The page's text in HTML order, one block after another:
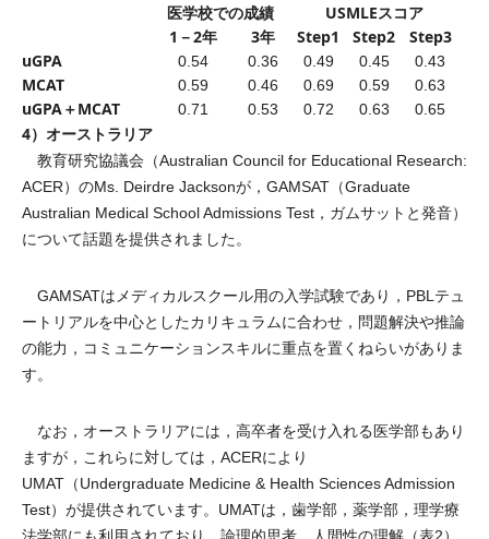
医学校での成績
USMLEスコア
1－2年
3年 Step1 Step2
Step3
uGPA
0.54 0.36 0.49 0.45 0.43
MCAT 0.59 0.46 0.69 0.59 0.63
uGPA＋MCAT 0.71 0.53 0.72 0.63 0.65
4）オーストラリア
教育研究協議会（Australian Council for Educational Research:
ACER）のMs. Deirdre Jacksonが，GAMSAT（Graduate
Australian Medical School Admissions Test，ガムサットと発音）
について話題を提供されました。
GAMSATはメディカルスクール用の入学試験であり，PBLテュ
ートリアルを中心としたカリキュラムに合わせ，問題解決や推論
の能力，コミュニケーションスキルに重点を置くねらいがありま
す。
なお，オーストラリアには，高卒者を受け入れる医学部もあり
ますが，これらに対しては，ACERにより
UMAT（Undergraduate Medicine & Health Sciences Admission
Test）が提供されています。UMATは，歯学部，薬学部，理学療